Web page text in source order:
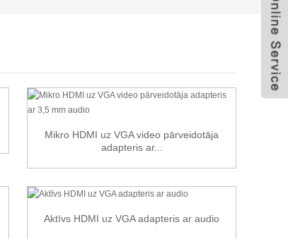
Mikro HDMI uz VGA video pārveidotāja
adapteris ar...
Aktīvs HDMI uz VGA adapteris ar audio